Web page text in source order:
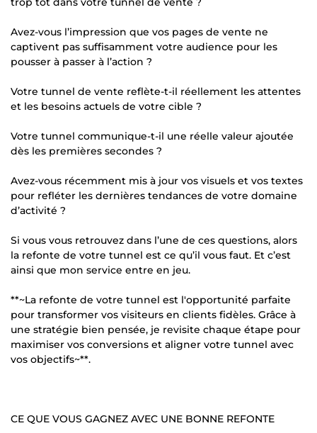
Avez-vous l’impression que vos pages de vente ne
captivent pas suffisamment votre audience pour les
pousser à passer à l’action ?
Votre tunnel de vente reflète-t-il réellement les attentes
et les besoins actuels de votre cible ?
Votre tunnel communique-t-il une réelle valeur ajoutée
dès les premières secondes ?
Avez-vous récemment mis à jour vos visuels et vos textes
pour refléter les dernières tendances de votre domaine
d’activité ?
Si vous vous retrouvez dans l’une de ces questions, alors
la refonte de votre tunnel est ce qu’il vous faut. Et c’est
ainsi que mon service entre en jeu.
**~La refonte de votre tunnel est l'opportunité parfaite
pour transformer vos visiteurs en clients fidèles. Grâce à
une stratégie bien pensée, je revisite chaque étape pour
maximiser vos conversions et aligner votre tunnel avec
vos objectifs~**.
CE QUE VOUS GAGNEZ AVEC UNE BONNE REFONTE